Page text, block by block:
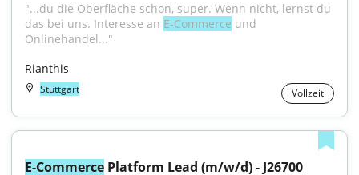
"...du die Oberfläche schon, super. Wenn nicht, lernst du
das bei uns. Interesse an E-Commerce und
Onlinehandel..."
Rianthis
Stuttgart Vollzeit
E-Commerce Platform Lead (m/w/d) - J26700